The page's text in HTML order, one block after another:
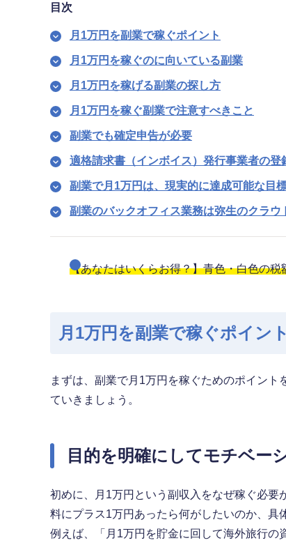
目次
月1万円を副業で稼ぐポイント
月1万円を稼ぐのに向いている副業
月1万円を稼げる副業の探し方
月1万円を稼ぐ副業で注意すべきこと
副業でも確定申告が必要
適格請求書（インボイス）発行事業者の登
副業で月1万円は、現実的に達成可能な目
副業のバックオフィス業務は弥生のクラウ
【あなたはいくらお得？】青色・白色の
月1万円を副業で稼ぐポイント
まずは、副業で月1万円を稼ぐためのポイン
ていきましょう。
目的を明確にしてモチベー
初めに、月1万円という副収入をなぜ稼ぐ必
料にプラス1万円あったら何がしたいのか、具
例えば、「月1万円を貯金に回して海外旅行の